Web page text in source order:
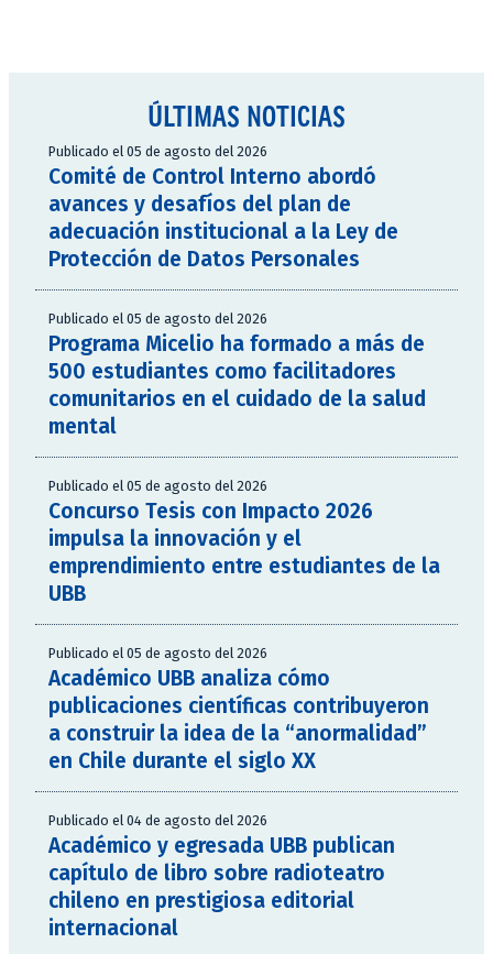
ÚLTIMAS NOTICIAS
Publicado el 05 de agosto del 2026
Comité de Control Interno abordó
avances y desafíos del plan de
adecuación institucional a la Ley de
Protección de Datos Personales
Publicado el 05 de agosto del 2026
Programa Micelio ha formado a más de
500 estudiantes como facilitadores
comunitarios en el cuidado de la salud
mental
Publicado el 05 de agosto del 2026
Concurso Tesis con Impacto 2026
impulsa la innovación y el
emprendimiento entre estudiantes de la
UBB
Publicado el 05 de agosto del 2026
Académico UBB analiza cómo
publicaciones científicas contribuyeron
a construir la idea de la “anormalidad”
en Chile durante el siglo XX
Publicado el 04 de agosto del 2026
Académico y egresada UBB publican
capítulo de libro sobre radioteatro
chileno en prestigiosa editorial
internacional